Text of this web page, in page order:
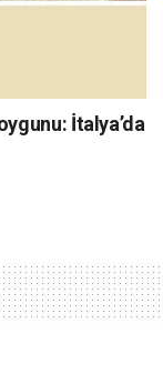
İtalya’da